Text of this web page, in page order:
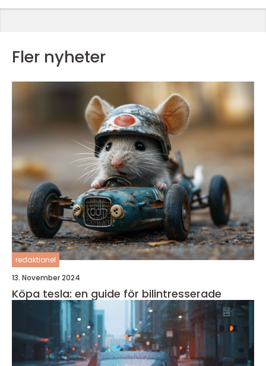
Fler nyheter
redaktionel
13. November 2024
Köpa tesla: en guide för bilintresserade